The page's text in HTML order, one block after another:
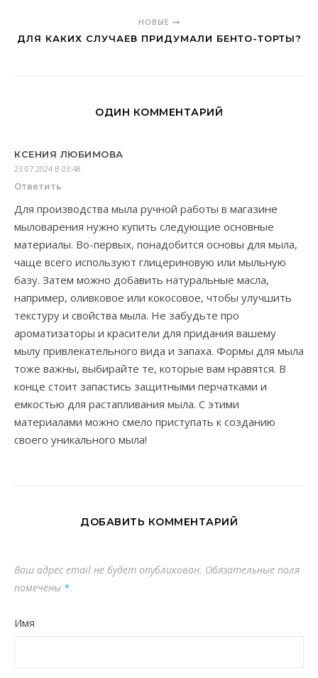
НОВЫЕ
ДЛЯ КАКИХ СЛУЧАЕВ ПРИДУМАЛИ БЕНТО-ТОРТЫ?
ОДИН КОММЕНТАРИЙ
КСЕНИЯ ЛЮБИМОВА
23.07.2024 В 03:48
Ответить
Для производства мыла ручной работы в магазине
мыловарения нужно купить следующие основные
материалы. Во-первых, понадобится основы для мыла,
чаще всего используют глицериновую или мыльную
базу. Затем можно добавить натуральные масла,
например, оливковое или кокосовое, чтобы улучшить
текстуру и свойства мыла. Не забудьте про
ароматизаторы и красители для придания вашему
мылу привлекательного вида и запаха. Формы для мыла
тоже важны, выбирайте те, которые вам нравятся. В
конце стоит запастись защитными перчатками и
емкостью для растапливания мыла. С этими
материалами можно смело приступать к созданию
своего уникального мыла!
ДОБАВИТЬ КОММЕНТАРИЙ
Ваш адрес email не будет опубликован. Обязательные поля
помечены *
Имя